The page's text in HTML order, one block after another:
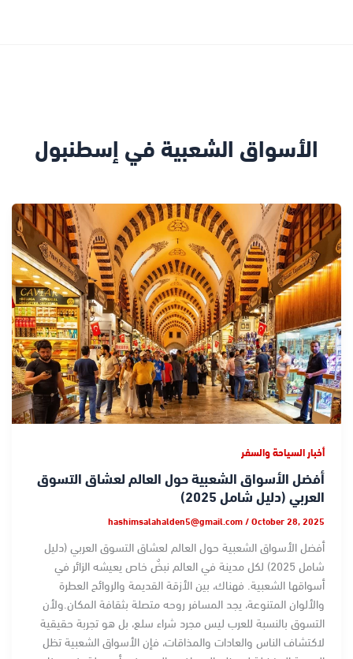
الأسواق الشعبية في إسطنبول
أخبار السياحة والسفر
أفضل الأسواق الشعبية حول العالم لعشاق التسوق
العربي (دليل شامل 2025)
hashimsalahalden5@gmail.com/October 28, 2025
أفضل الأسواق الشعبية حول العالم لعشاق التسوق العربي (دليل
شامل 2025) لكل مدينة في العالم نبضٌ خاص يعيشه الزائر في
أسواقها الشعبية. فهناك، بين الأزقة القديمة والروائح العطرة
والألوان المتنوعة، يجد المسافر روحه متصلة بثقافة المكان.ولأن
التسوق بالنسبة للعرب ليس مجرد شراء سلع، بل هو تجربة حقيقية
لاكتشاف الناس والعادات والمذاقات، فإن الأسواق الشعبية تظل